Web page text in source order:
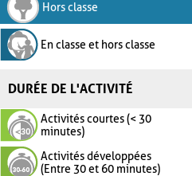
Hors classe
En classe et hors classe
DURÉE DE L'ACTIVITÉ
Activités courtes (< 30
minutes)
Activités développées
(Entre 30 et 60 minutes)